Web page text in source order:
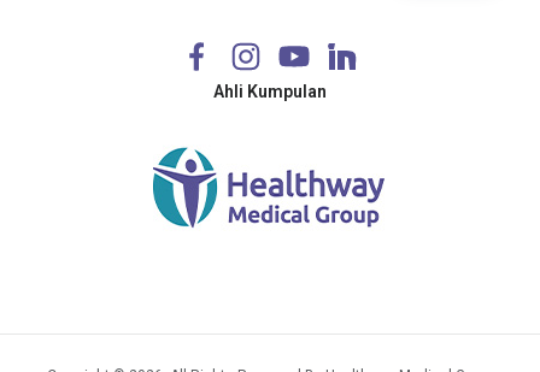
Ahli Kumpulan